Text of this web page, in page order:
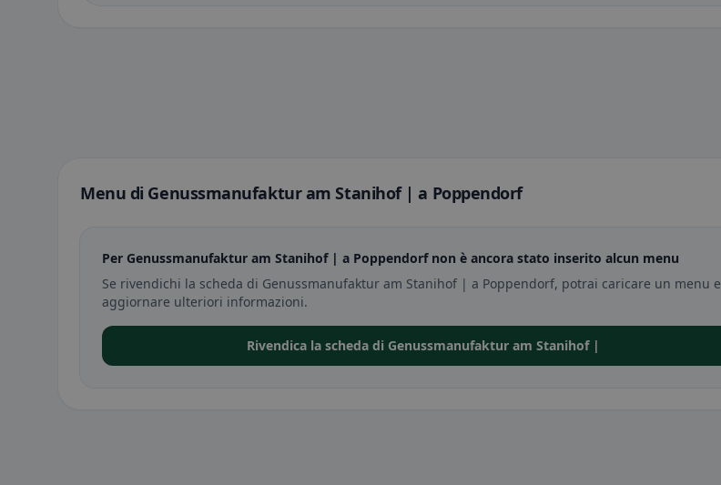
Menu di Genussmanufaktur am Stanihof | a Poppendorf
Per Genussmanufaktur am Stanihof | a Poppendorf non è ancora stato inserito alcun menu
Se rivendichi la scheda di Genussmanufaktur am Stanihof | a Poppendorf, potrai caricare un menu e
aggiornare ulteriori informazioni.
Rivendica la scheda di Genussmanufaktur am Stanihof |